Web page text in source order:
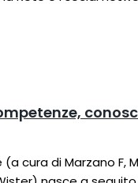
cura di Marzano F,